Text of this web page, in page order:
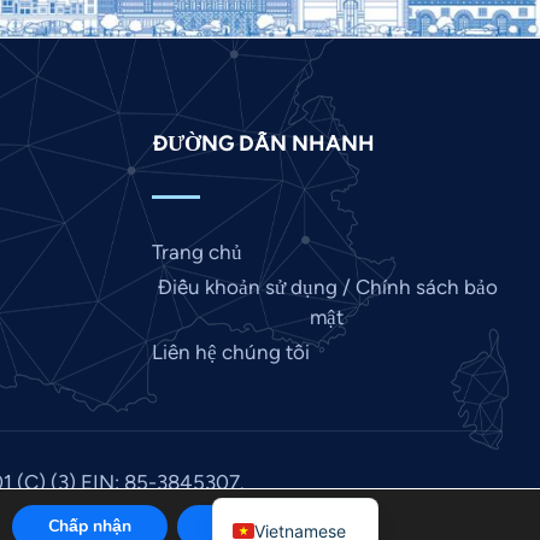
ĐƯỜNG DẪN NHANH
Trang chủ
Điều khoản sử dụng / Chính sách bảo
mật
Liên hệ chúng tôi
(C) (3) EIN: 85-3845307.
Chấp nhận Từ chốiVietnamese
English
Chinese
Dutch
Finnish
French
German
Gujarati
Hindi
Indonesian
Italian